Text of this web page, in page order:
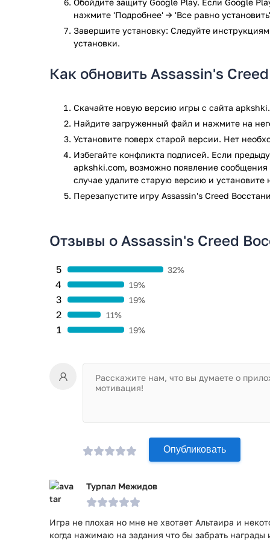
этого создается уникальная и оптимальная
победы.
завоеванию их крепостей.
столкновения. Такой подход при решении
проходить знакомые уровни по много раз и
В Assassin's Creed Rebellion предлагаются так
возможность исследовать новые эпохи и
время таких событий открывать доступ к новым
События ограничены во времени, так что стоит
А еще здесь реализован соревновательный дух.
дополнительно оформить подписку. В этом случае
Увеличение наград за каждодневный вход в
А также за выполнение заданий;
Ускоренное восстановление жетонов для
Ускоренное время постройки новых комнат и
настоятельно рекомендуется всем истинным
Обойдите защиту Google Play. Если Google
нажмите 'Подробнее' → 'Все равно
Завершите установку: Следуйте
установки.
Как обновить Assassin's
Скачайте новую версию игры с сайта
Найдите загруженный файл и нажмите на
Установите поверх старой версии. Нет
Избегайте конфликта подписей. Если
apkshki.com, возможно появление
случае удалите старую версию и установите
Перезапустите игру Assassin's Creed
Отзывы о Assassin's Creed
1 19%
2 11%
3 19%
4 19%
5 32%
Опубликовать
Турпал Межидов
Игра не плохая но мне не хвотает Альтаира и
когда нажимаю на задания что бы забрать награды